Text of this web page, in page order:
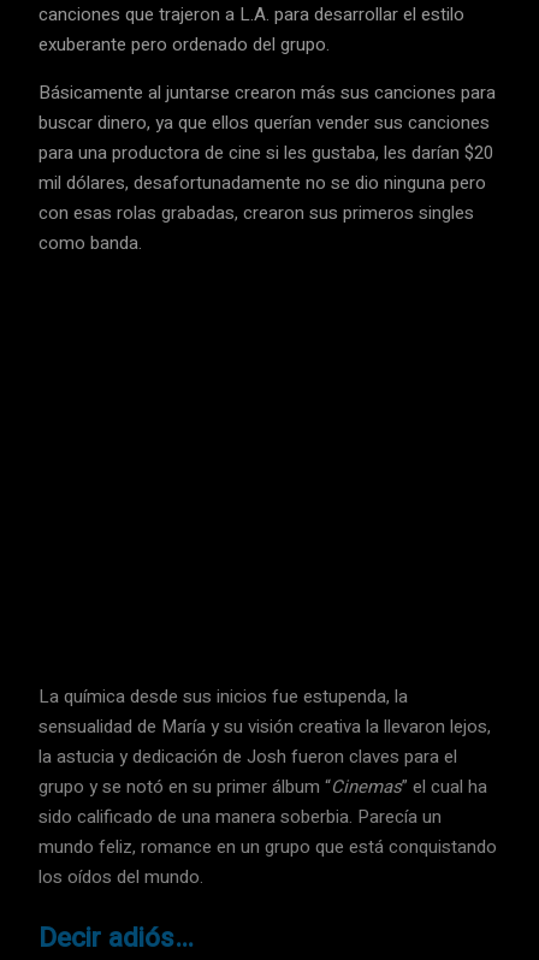
canciones que trajeron a L.A. para desarrollar el estilo
exuberante pero ordenado del grupo.
Básicamente al juntarse crearon más sus canciones para
buscar dinero, ya que ellos querían vender sus canciones
para una productora de cine si les gustaba, les darían $20
mil dólares, desafortunadamente no se dio ninguna pero
con esas rolas grabadas, crearon sus primeros singles
como banda.
La química desde sus inicios fue estupenda, la
sensualidad de María y su visión creativa la llevaron lejos,
la astucia y dedicación de Josh fueron claves para el
grupo y se notó en su primer álbum “Cinemas” el cual ha
sido calificado de una manera soberbia. Parecía un
mundo feliz, romance en un grupo que está conquistando
los oídos del mundo.
Decir adiós…